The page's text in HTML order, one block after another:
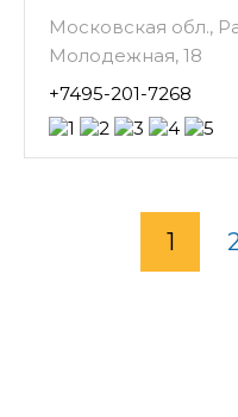
Московская обл.,
Молодежная, 18
+7495-201-7268
1